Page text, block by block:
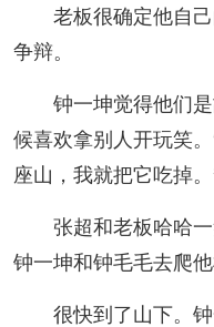
老板很确定他自
争辩。
钟一坤觉得他们
候喜欢拿别人开玩笑
座山，我就把它吃掉。
张超和老板哈哈
钟一坤和钟毛毛去爬
很快到了山下。